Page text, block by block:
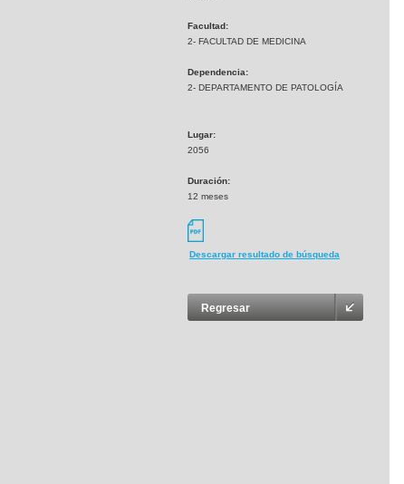
Facultad:
2- FACULTAD DE MEDICINA
Dependencia:
2- DEPARTAMENTO DE PATOLOGÍA
Lugar:
2056
Duración:
12 meses
Descargar resultado de búsqueda
Regresar